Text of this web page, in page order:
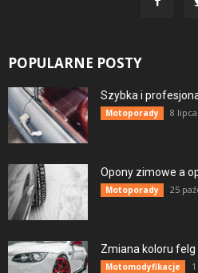
POPULARNE POSTY
Szybka i
Motoporady 8 lipca
Opony zimowe a
Motoporady 25
Zmiana koloru
Motomodyfikacje